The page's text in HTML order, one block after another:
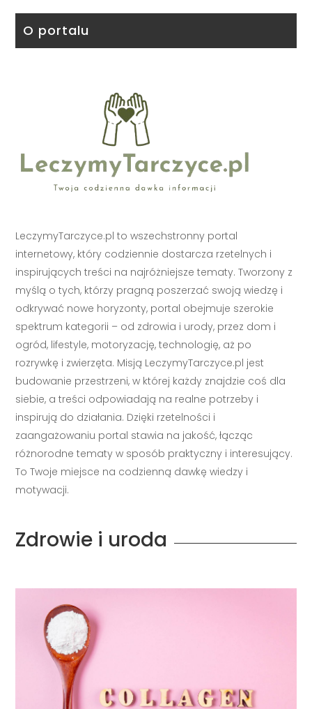
O portalu
LeczymyTarczyce.pl to wszechstronny portal
internetowy, który codziennie dostarcza rzetelnych i
inspirujących treści na najróżniejsze tematy. Tworzony z
myślą o tych, którzy pragną poszerzać swoją wiedzę i
odkrywać nowe horyzonty, portal obejmuje szerokie
spektrum kategorii – od zdrowia i urody, przez dom i
ogród, lifestyle, motoryzację, technologię, aż po
rozrywkę i zwierzęta. Misją LeczymyTarczyce.pl jest
budowanie przestrzeni, w której każdy znajdzie coś dla
siebie, a treści odpowiadają na realne potrzeby i
inspirują do działania. Dzięki rzetelności i
zaangażowaniu portal stawia na jakość, łącząc
różnorodne tematy w sposób praktyczny i interesujący.
To Twoje miejsce na codzienną dawkę wiedzy i
motywacji.
Zdrowie i uroda